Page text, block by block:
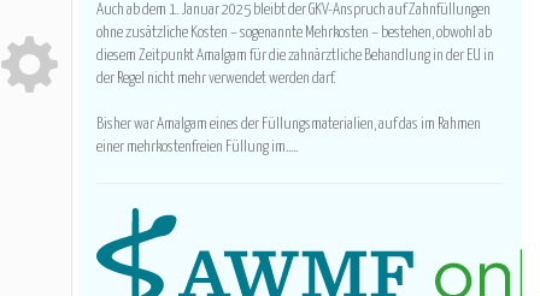
Userdaten vorhanden?
Hier einloggen!
Hier anfordern!
Auch ab dem 1. Januar 2025 bleibt der GKV-Anspruch auf Zahnfüllungen
ohne zusätzliche Kosten – sogenannte Mehrkosten – bestehen, obwohl ab
diesem Zeitpunkt Amalgam für die zahnärztliche Behandlung in der EU in
der Regel nicht mehr verwendet werden darf.
Bisher war Amalgam eines der Füllungsmaterialien, auf das im Rahmen
einer mehrkostenfreien Füllung im.....